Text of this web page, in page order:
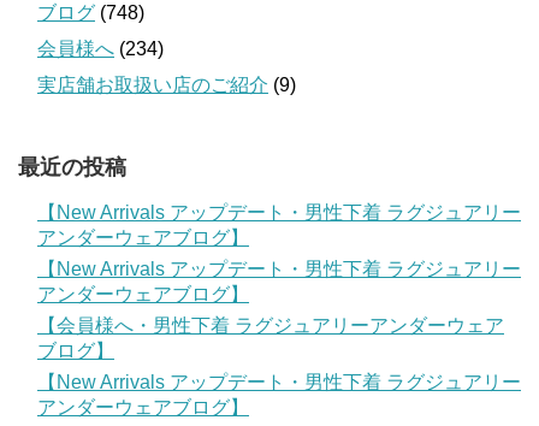
ブログ (748)
会員様へ (234)
実店舗お取扱い店のご紹介 (9)
最近の投稿
【New Arrivals アップデート・男性下着 ラグジュアリー
アンダーウェアブログ】
【New Arrivals アップデート・男性下着 ラグジュアリー
アンダーウェアブログ】
【会員様へ・男性下着 ラグジュアリーアンダーウェア
ブログ】
【New Arrivals アップデート・男性下着 ラグジュアリー
アンダーウェアブログ】